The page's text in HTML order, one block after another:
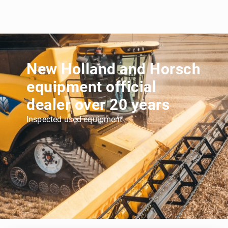
New Holland and Horsch
equipment official
dealer over 20 years
Inspected used equipment